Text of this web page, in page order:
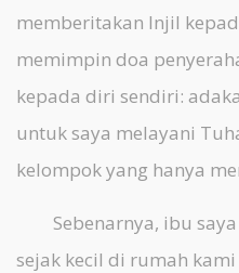
memberitakan Injil
memimpin doa
kepada diri sendiri:
untuk saya melayani
kelompok yang hanya
Sebenarnya, ibu saya
sejak kecil di rumah